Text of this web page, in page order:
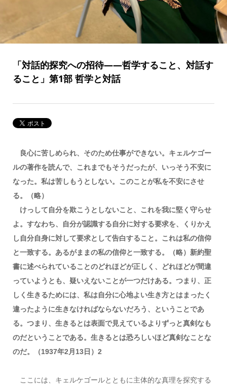
「対話的探究への招待――哲学すること、対話す
ること」第1部 哲学と対話
良心に苦しめられ、そのため仕事ができない。キェルケゴー
ルの著作を読んで、これまでもそうだったが、いっそう不安に
なった。私は苦しもうとしない。このことが私を不安にさせ
る。（略）
けっして自分を欺こうとしないこと、これを我に堅く守らせ
よ。すなわち、自分が認識する自分に対する要求を、くりかえ
し自分自身に対して要求として告白すること。これは私の信仰
と一致する。あるがままの私の信仰と一致する。（略）新約聖
書に述べられていることのどれほどが正しく、どれほどが間違
っていようとも、疑いえないことが一つだけある。つまり、正
しく生きるためには、私は自分に心地よい生き方とはまったく
違ったように生きなければならないだろう、ということであ
る。つまり、生きるとは表面で見えているよりずっと真剣なも
のだということである。生きるとは恐ろしいほど真剣なことな
のだ。（1937年2月13日）2
ここには、キェルケゴールとともに主体的な真理を探究する